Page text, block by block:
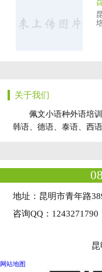
关于我们
佩文小语种外语培训
韩语、德语、泰语、西
地址：昆明市青年路
咨询QQ：1243271790
网站地图